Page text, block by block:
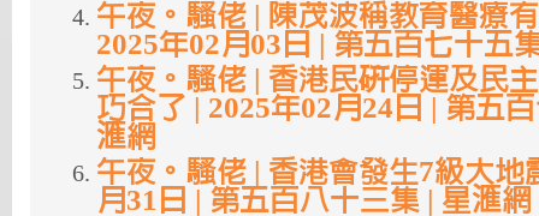
午夜。騷佬 | 陳茂波稱教育醫療
2025年02月03日 | 第五百七十五
午夜。騷佬 | 香港民硏停運及民
巧合了 | 2025年02月24日 | 第五
滙網
午夜。騷佬 | 香港會發生7級大地
月31日 | 第五百八十三集 | 星滙網